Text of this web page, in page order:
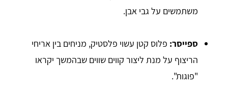
משתמשים על גבי אבן.
ספייסר: פלוס קטן עשוי פלסטיק, מניחים בין אריחי
הריצוף על מנת ליצור קווים שווים שבהמשך יקראו
"פוגות".